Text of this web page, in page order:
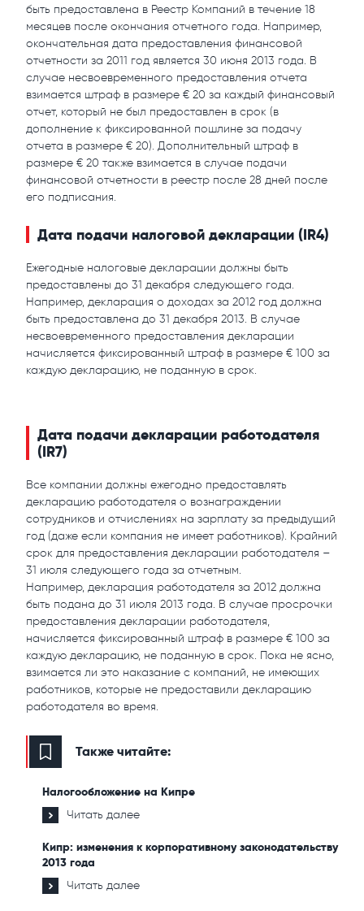
быть предоставлена в Реестр Компаний в течение 18
месяцев после окончания отчетного года. Например,
окончательная дата предоставления финансовой
отчетности за 2011 год является 30 июня 2013 года. В
случае несвоевременного предоставления отчета
взимается штраф в размере € 20 за каждый финансовый
отчет, который не был предоставлен в срок (в
дополнение к фиксированной пошлине за подачу
отчета в размере € 20). Дополнительный штраф в
размере € 20 также взимается в случае подачи
финансовой отчетности в реестр после 28 дней после
его подписания.
Дата подачи налоговой декларации (IR4)
Ежегодные налоговые декларации должны быть
предоставлены до 31 декабря следующего года.
Например, декларация о доходах за 2012 год должна
быть предоставлена до 31 декабря 2013. В случае
несвоевременного предоставления декларации
начисляется фиксированный штраф в размере € 100 за
каждую декларацию, не поданную в срок.
Дата подачи декларации работодателя
(IR7)
Все компании должны ежегодно предоставлять
декларацию работодателя о вознаграждении
сотрудников и отчислениях на зарплату за предыдущий
год (даже если компания не имеет работников). Крайний
срок для предоставления декларации работодателя –
31 июля следующего года за отчетным.
Например, декларация работодателя за 2012 должна
быть подана до 31 июля 2013 года. В случае просрочки
предоставления декларации работодателя,
начисляется фиксированный штраф в размере € 100 за
каждую декларацию, не поданную в срок. Пока не ясно,
взимается ли это наказание с компаний, не имеющих
работников, которые не предоставили декларацию
работодателя во время.
Также читайте:
Налогообложение на Кипре
Читать далее
Кипр: изменения к корпоративному законодательству
2013 года
Читать далее